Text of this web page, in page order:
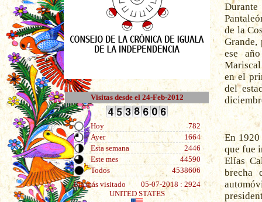
Visitas desde el 24-Feb-2012
Hoy
782
Ayer
1664
Esta semana
2446
Este mes
44590
Todos
4538606
Día más visitado
05-07-2018 : 2924
UNITED STATES
de la
ese
en el
del
En
que fue
Elías
brecha